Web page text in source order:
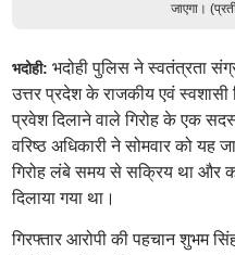
जाएगा।
भदोही: भदोही पुलिस ने स्वतंत्रता
उत्तर प्रदेश के राजकीय एवं स्वशासी
प्रवेश दिलाने वाले गिरोह के एक
वरिष्ठ अधिकारी ने सोमवार को यह
गिरोह लंबे समय से सक्रिय था और
दिलाया गया था।
गिरफ्तार आरोपी की पहचान शुभम